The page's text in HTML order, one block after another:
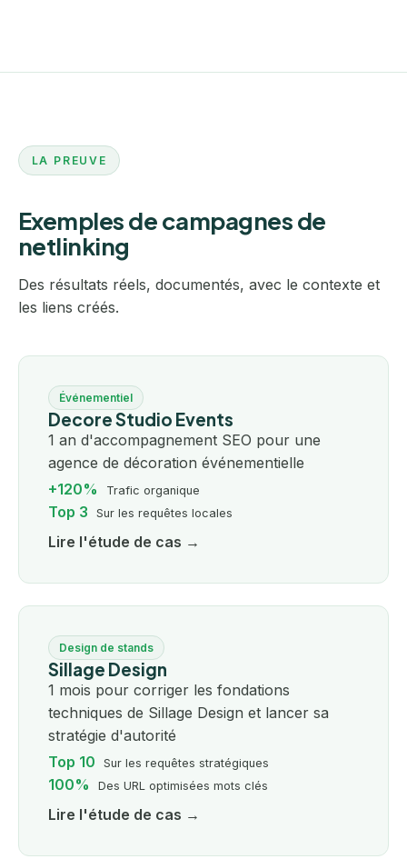
LA PREUVE
Exemples de campagnes de
netlinking
Des résultats réels, documentés, avec le contexte et
les liens créés.
Événementiel
Decore Studio Events
1 an d'accompagnement SEO pour une
agence de décoration événementielle
+120%
Trafic organique
Top 3 Sur les requêtes locales
Lire l'étude de cas →
Design de stands
Sillage Design
1 mois pour corriger les fondations
techniques de Sillage Design et lancer sa
stratégie d'autorité
Top 10
Sur les requêtes stratégiques
100% Des URL optimisées mots clés
Lire l'étude de cas →